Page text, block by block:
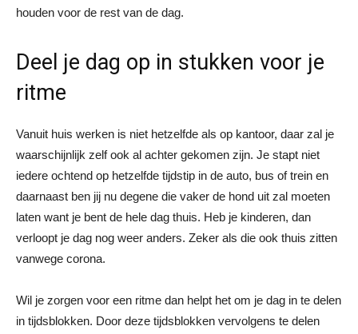
houden voor de rest van de dag.
Deel je dag op in stukken voor je
ritme
Vanuit huis werken is niet hetzelfde als op kantoor, daar zal je
waarschijnlijk zelf ook al achter gekomen zijn. Je stapt niet
iedere ochtend op hetzelfde tijdstip in de auto, bus of trein en
daarnaast ben jij nu degene die vaker de hond uit zal moeten
laten want je bent de hele dag thuis. Heb je kinderen, dan
verloopt je dag nog weer anders. Zeker als die ook thuis zitten
vanwege corona.
Wil je zorgen voor een ritme dan helpt het om je dag in te delen
in tijdsblokken. Door deze tijdsblokken vervolgens te delen